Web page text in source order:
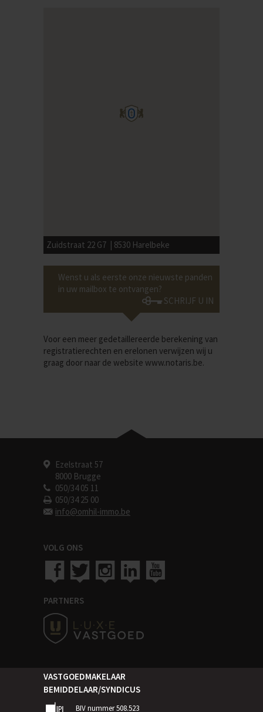
Zuidstraat 22 G7 | 8530 Harelbeke
Wenst u als eerste onze nieuwste panden
in uw mailbox te ontvangen?
SCHRIJF U IN
Voor een meer gedetaillereerde berekening van
registratierechten en erelonen verwijzen wij u
graag door naar de website www.notaris.be.
Ezelstraat 57
8000 Brugge
050/34 05 11
050/34 25 00
info@omhil-immo.be
VOLG ONS
PARTNERS
VASTGOEDMAKELAAR
BEMIDDELAAR/SYNDICUS
BIV nummer 508.523